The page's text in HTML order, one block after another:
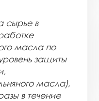
сырье в
масла по
защиты
масла),
в течение